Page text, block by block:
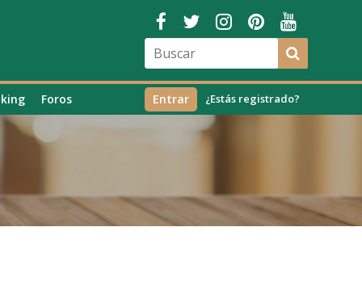
Foros ¿Estás registrado?
Entrar